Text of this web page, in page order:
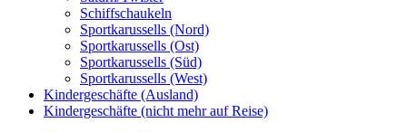
Schiffschaukeln
Sportkarussells (Nord)
Sportkarussells (Ost)
Sportkarussells (Süd)
Sportkarussells (West)
Kindergeschäfte (Ausland)
Kindergeschäfte (nicht mehr auf Reise)